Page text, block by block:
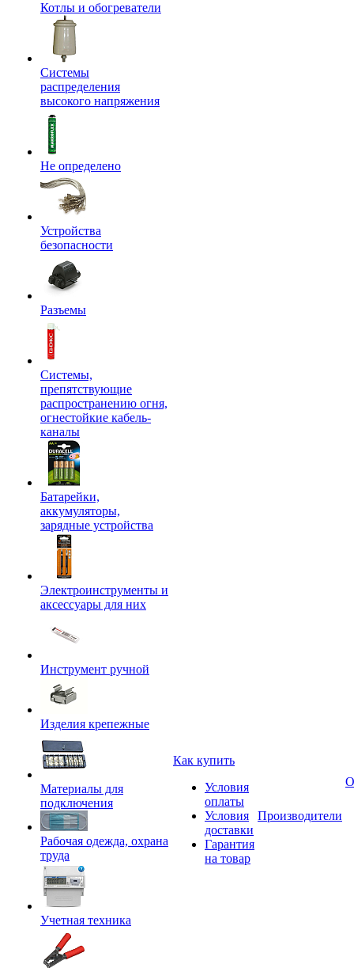
Котлы и обогреватели
Системы
распределения
высокого напряжения
Не определено
Устройства
безопасности
Разъемы
Системы,
препятствующие
распространению огня,
огнестойкие кабель-
каналы
Батарейки,
аккумуляторы,
зарядные устройства
Электроинструменты и
аксессуары для них
Инструмент ручной
Изделия крепежные
Материалы для
подключения
Рабочая одежда, охрана
труда
Учетная техника
Как купить
Условия
оплаты
Условия
доставки
Гарантия
на товар
Производители